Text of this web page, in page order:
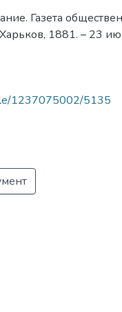
Газета
Харьков, 1881. – 23
1237075002/5135